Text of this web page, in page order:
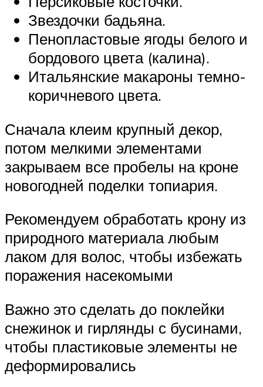
Звездочки бадьяна.
Пенопластовые ягоды белого и
бордового цвета (калина).
Итальянские макароны темно-
коричневого цвета.
Сначала клеим крупный декор,
потом мелкими элементами
закрываем все пробелы на кроне
новогодней поделки топиария.
Рекомендуем обработать крону из
природного материала любым
лаком для волос, чтобы избежать
поражения насекомыми
Важно это сделать до поклейки
снежинок и гирлянды с бусинами,
чтобы пластиковые элементы не
деформировались